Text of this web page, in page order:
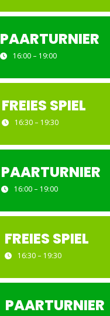
PAARTURNIER
16:00 – 19:00
FREIES SPIEL
16:30 – 19:30
PAARTURNIER
16:00 – 19:00
FREIES SPIEL
16:30 – 19:30
PAARTURNIER